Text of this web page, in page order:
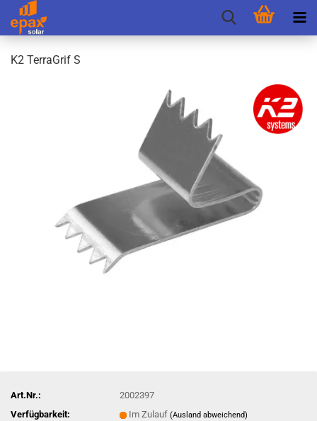
K2 Ter­raGrif S
Art.Nr.:
2002397
Verfügbarkeit:
Im Zulauf (Ausland abweichend)